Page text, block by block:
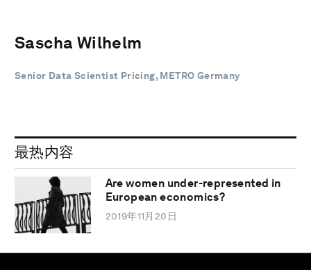
Sascha Wilhelm
Senior Data Scientist Pricing, METRO Germany
最热内容
Are women under-represented in
European economics?
2019年11月20日